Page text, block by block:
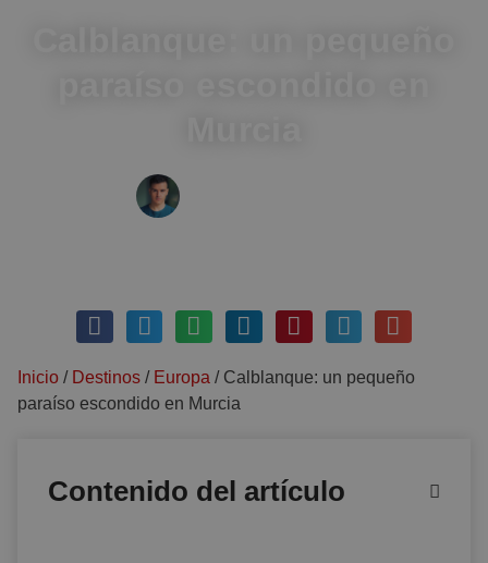
Inicio / Destinos / Europa / Calblanque: un pequeño
paraíso escondido en Murcia
Contenido del artículo